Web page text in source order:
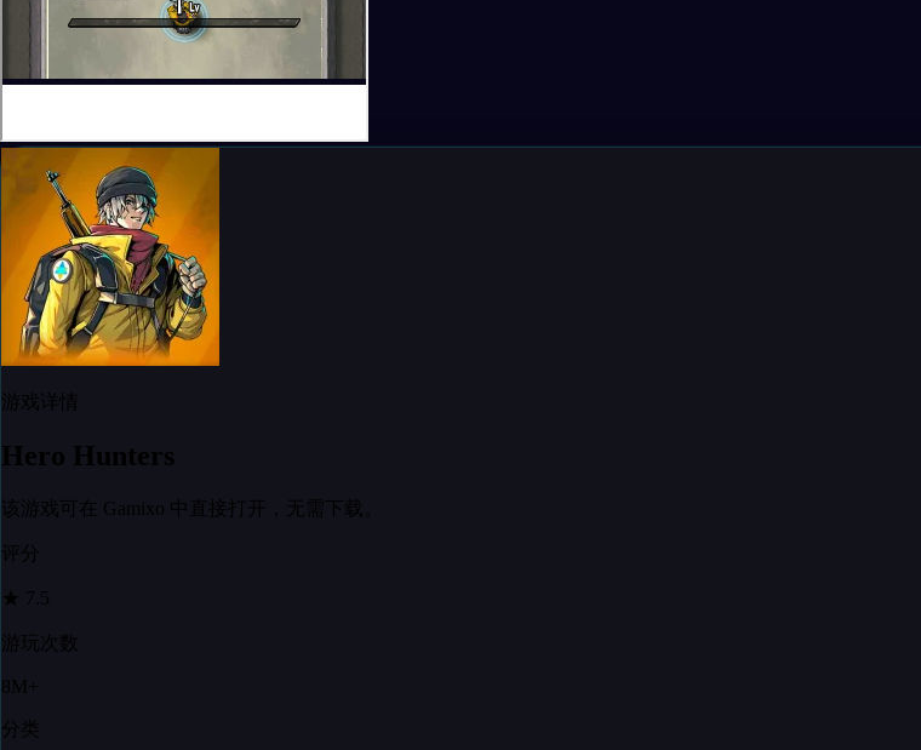
游戏详情
Hero Hunters
该游戏可在 Gamixo 中直接打开，无需下载。
评分
★ 7.5
游玩次数
8M+
分类